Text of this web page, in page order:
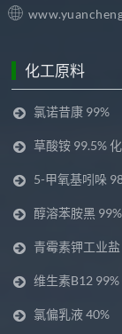
化工原料
氯诺昔康 99%
草酸铵 99.5%
5-甲氧基吲哚
醇溶苯胺黑 99%
青霉素钾工业
维生素B12 99%
氯偏乳液 40%